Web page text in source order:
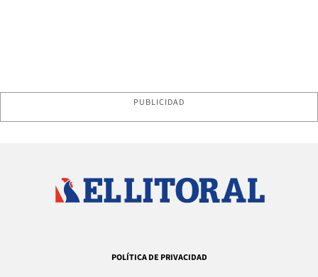
PUBLICIDAD
POLÍTICA DE PRIVACIDAD